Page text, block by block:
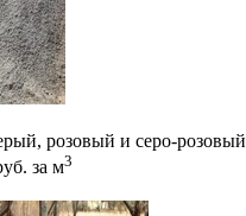
розовый и серо-розовый
за м3